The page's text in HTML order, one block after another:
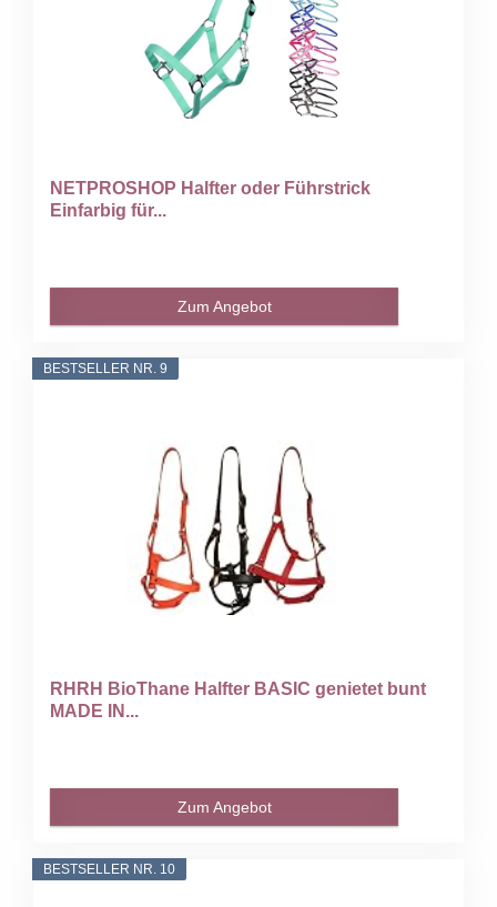
NETPROSHOP Halfter oder Führstrick
Einfarbig für...
Zum Angebot
BESTSELLER NR. 9
RHRH BioThane Halfter BASIC genietet bunt
MADE IN...
Zum Angebot
BESTSELLER NR. 10